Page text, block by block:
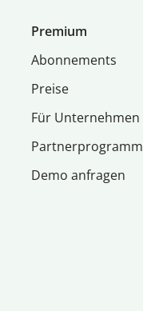
Premium
Abon­ne­ments
Preise
Für Unternehmen
Partnerprogramm
Demo anfragen